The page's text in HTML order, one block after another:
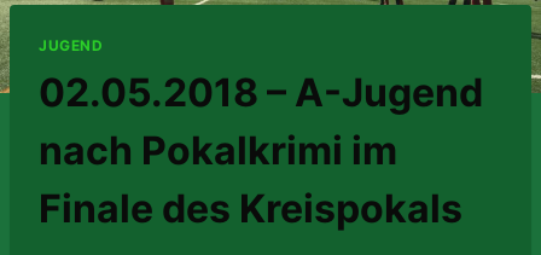
JUGEND
02.05.2018 – A-Jugend
nach Pokalkrimi im
Finale des Kreispokals